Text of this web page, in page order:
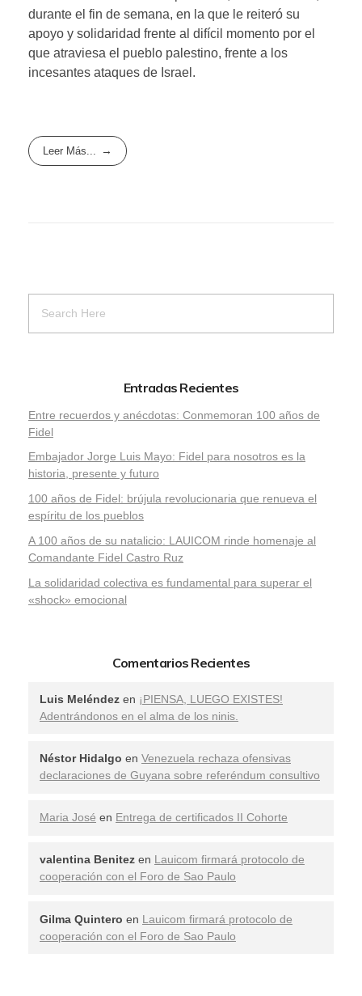
durante el fin de semana, en la que le reiteró su
apoyo y solidaridad frente al difícil momento por el
que atraviesa el pueblo palestino, frente a los
incesantes ataques de Israel.
Leer Más...
Entradas Recientes
Entre recuerdos y anécdotas: Conmemoran 100 años de
Fidel
Embajador Jorge Luis Mayo: Fidel para nosotros es la
historia, presente y futuro
100 años de Fidel: brújula revolucionaria que renueva el
espíritu de los pueblos
A 100 años de su natalicio: LAUICOM rinde homenaje al
Comandante Fidel Castro Ruz
La solidaridad colectiva es fundamental para superar el
«shock» emocional
Comentarios Recientes
Luis Meléndez en ¡PIENSA, LUEGO EXISTES!
Adentrándonos en el alma de los ninis.
Néstor Hidalgo en Venezuela rechaza ofensivas
declaraciones de Guyana sobre referéndum consultivo
Maria José en Entrega de certificados II Cohorte
valentina Benitez en Lauicom firmará protocolo de
cooperación con el Foro de Sao Paulo
Gilma Quintero en Lauicom firmará protocolo de
cooperación con el Foro de Sao Paulo